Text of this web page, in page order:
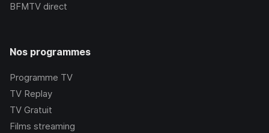
BFMTV direct
Nos programmes
Programme TV
TV Replay
TV Gratuit
Films streaming